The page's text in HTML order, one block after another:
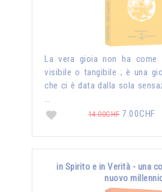
La vera gioia non ha come
visibile o tangibile ; è una
che ci è data dalla sola
…
14.00CHF7.00CHF
in Spirito e in Verità - una
nuovo